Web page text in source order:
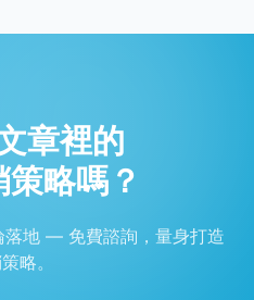
章裡的
略嗎？
落地 — 免費諮詢，量身打造
略。